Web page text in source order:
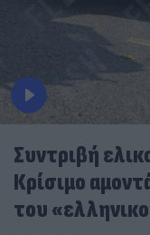
Συντριβή
Κρίσιμο
του